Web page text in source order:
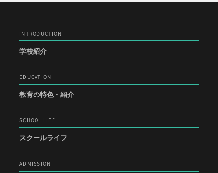
INTRODUCTION
学校紹介
EDUCATION
教育の特色・紹介
SCHOOL LIFE
スクールライフ
ADMISSION